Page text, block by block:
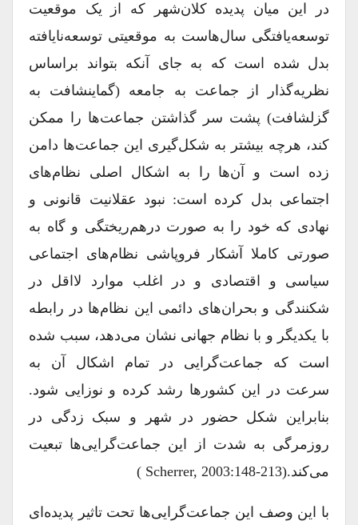
در این میان پدیده کلان‌شهر که از یک موقعیت
توسعه‌یافتگی سال‌هاست به موقعیتی توسعه‌نایافته
بدل شده است که به جای آنکه بتواند براساس
نظریه‌گذار از جماعت به جامعه (گماینشافت به
گزلشافت) پشت سر گذاشتن جماعت‌ها را ممکن
کند، هر‌چه بیشتر به شکل‌گیری این جماعت‌ها دامن
زده است و آن‌ها را به اشکال اصلی نظام‌های
اجتماعی بدل کرده است: نبود عقلانیت قانونی و
نهادی که خود را به صورت درهم‌ریختگی و گاه به
صورتی کاملا آشکار فروپاشی نظام‌های اجتماعی
سیاسی و اقتصادی و در اغلب موارد لااقل در
شکنندگی و بحران‌های دائمی این نظام‌ها در رابطه
با یکدیگر و با نظام جهانی نشان می‌دهد، سبب شده
است که جماعت‌گرایی در تمام اشکال آن به
سرعت در این کشورها رشد کرده و نوزایی شود.
بنابراین شکل حضور در شهر و سبک زدگی در
روزمرگی به شدت از این جماعت‌گرایی‌ها تبعیت
می‌کند.(Scherrer, 2003:148-213 )
با این وصف این جماعت‌گرایی‌ها تحت تاثیر پدیده‌ای